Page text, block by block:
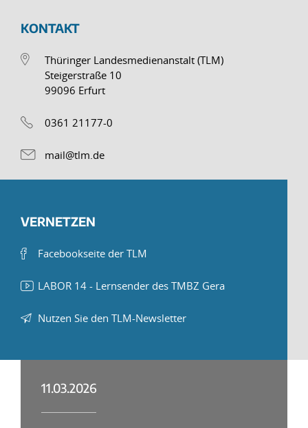
KONTAKT
Thüringer Landesmedienanstalt (TLM)
Steigerstraße 10
99096 Erfurt
0361 21177-0
mail@tlm.de
VERNETZEN
Facebookseite der TLM
LABOR 14 - Lernsender des TMBZ Gera
Nutzen Sie den TLM-Newsletter
11.03.2026